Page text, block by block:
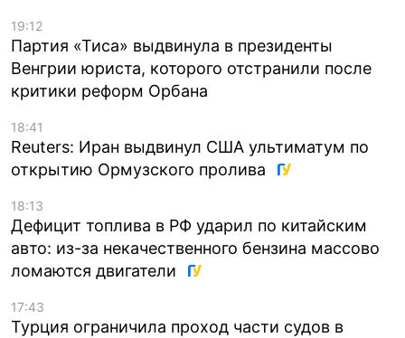
19:12
Партия «Тиса» выдвинула в президенты
Венгрии юриста, которого отстранили после
критики реформ Орбана
18:41
Reuters: Иран выдвинул США ультиматум по
открытию Ормузского пролива
18:13
Дефицит топлива в РФ ударил по китайским
авто: из-за некачественного бензина массово
ломаются двигатели
17:43
Турция ограничила проход части судов в